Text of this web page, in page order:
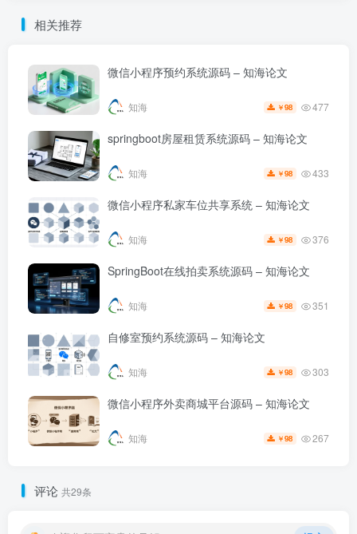
相关推荐
微信小程序预约系统源码 – 知海论文
知海 ￥98 477
springboot房屋租赁系统源码 – 知海论文
知海 ￥98 433
微信小程序私家车位共享系统 – 知海论文
知海 ￥98 376
SpringBoot在线拍卖系统源码 – 知海论文
知海 ￥98 351
自修室预约系统源码 – 知海论文
知海 ￥98 303
微信小程序外卖商城平台源码 – 知海论文
知海 ￥98 267
评论 共29条